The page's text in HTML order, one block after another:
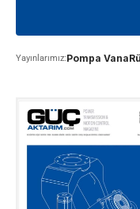
Yayınlarımız:Pompa Vana